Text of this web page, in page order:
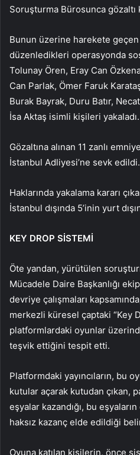
Soruşturma Bürosunca gözaltı
Bunun üzerine harekete
düzenledikleri operasyonda
Tolunay Ören, Eray Can
Can Parlak, Ömer Faruk
Burak Bayrak, Duru Batır,
İsa Aktaş isimli kişileri yakaladı.
Gözaltına alınan 11 zanlı
İstanbul Adliyesi’ne sevk edildi.
Haklarında yakalama kararı
İstanbul dışında 5’inin yurt
KEY DROP SİSTEMİ
Öte yandan, yürütülen
Mücadele Daire Başkanlığı
devriye çalışmaları
merkezli küresel çaptaki “Key
platformlardaki oyunlar
teşvik ettiğini tespit etti.
Platformdaki yayıncıların, bu
kutular açarak kutudan çıkan,
eşyalar kazandığı, bu
haksız kazanç elde edildiği
Oyuna katılan kişilerin, önce